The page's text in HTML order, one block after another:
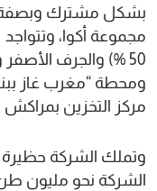
بشكل مشترك وبصفة
مجموعة أكوا،
مركز التخزين بمراكش
الشركة نحو مليون